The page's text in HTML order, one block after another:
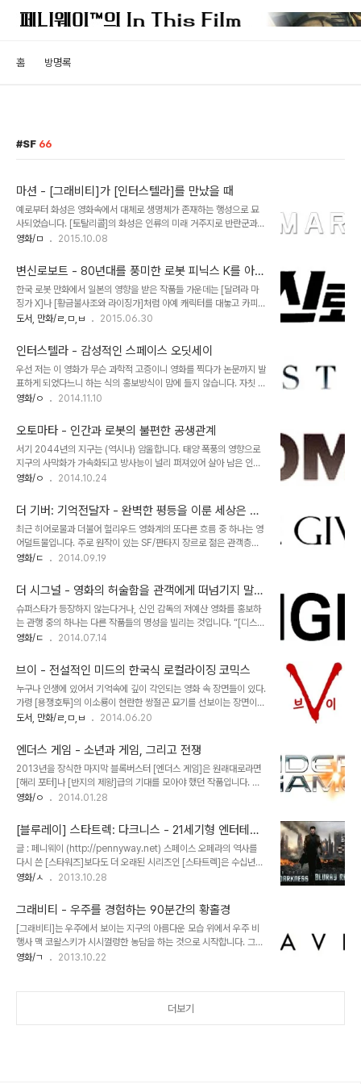
홈 방명록
SF 66
마션 - [그래비티]가 [인터스텔라]를 만났을 때
예로부터 화성은 영화속에서 대체로 생명체가 존재하는 행성으로 묘
사되었습니다. [토탈리콜]의 화성은 인류의 미래 거주지로 반란군과
독재자의 충돌이 그려지는 세계로 묘사되었고, [둠], [레드 플래닛],
나 인간이 이주해 살고 있는 곳으로 소개했었죠. 그래서인지 화성이라
는 곳은 뭔가 진중한 탐사의 영역이라기 보다는 음모와 서스펜스가 넘
치는 상상의 장소로 활용된 것이 사실입니다. 앤디 위어의 장편소설을
영화화 한 [마션]은 이러한 화성의 공상적인 심상을 과감히 버리고 최
근 [그래비티], [인터스텔라]에서 시도되고 있는 리얼리즘적인 SF를
고 보면 딱 맞습니다. 그렇다고 유행..
영화/ㅁ 2015.10.08
변신로보트 - 80년대를 풍미한 로봇 피닉스 K를 아십
니까?
한국 로봇 만화에서 일본의 영향을 받은 작품들 가운데는 [달려라 마
징가 X]나 [황금불사조와 라이징가]처럼 아예 캐릭터를 대놓고 카피한
것이 있는가 하면, 일본 메카닉을 토대로 이를 변용해 나름의 리폼을
다 바람직 한 것은 아니나 후자의 경우 모방에서 오는 키치적 재미를
발견할 수 있다는 측면에서 접근해야 할 필요가 있다고 본다. 그 대표
적인 예로서 1980년대 초중반을 풍미했던 김은기 작가의 [변신로보
트]가 있다. 우선 이 작품은 현대코믹스 레이블의 대표적인 로봇 만화
로서 다수의 시리즈를 양산한 바 있는데, 1편에 해당하는 작품의 표지
다 -_-;;; 문제는 이 작품의 등..
도서, 만화/ㄹ,ㅁ,ㅂ 2015.06.30
인터스텔라 - 감성적인 스페이스 오딧세이
우선 저는 이 영화가 무슨 과학적 고증이니 영화를 찍다가 논문까지 발
표하게 되었다느니 하는 식의 홍보방식이 맘에 들지 않습니다. 자칫 영
화가 극사실주의적인 과학영화로 인식된다면 관객들은 영화에 드러나
의 흥행이나 흥미유발을 위해서 어느 정도 필요한 부분은 있습니다만
작품의 본질을 호도하는 정도에 이르면 오히려 독이 되는 경우가 많습
니다. 물론 [다크 나이트]에서 보여주었듯이 크리스토퍼 놀란의 스타
일이 리얼리티에 바탕을 두었다는 건 익히 알려진 사실입니다. [인터
스텔라] 역시 이런 스타일을 벗어나지 않습니다. 말하자면 현실 속에
낌에 더 가까운 유사 리얼리즘이죠. 엄연히 다큐멘..
영화/ㅇ 2014.11.10
오토마타 - 인간과 로봇의 불편한 공생관계
서기 2044년의 지구는 (역시나) 암울합니다. 태양 폭풍의 영향으로
지구의 사막화가 가속화되고 방사능이 널리 퍼져있어 살아 남은 인류
는 작은 도시 안에서 간신히 생명을 유지할 뿐입니다. 그나마 이들의
일들을 대신해 줘서 환경의 위협으로부터 보호받기 때문입니다. 오토
마타에게는 두 가지 프로토콜이 심어져 있는데 그 한가지는 인간을 비
롯한 생명체에 위해를 가하지 않는다는 것이며 또 한가지는 자신, 혹은
다른 로봇을 고치거나 개조할 수 없다는 조항입니다. 이 두 가지는 고
도의 지능을 가진 로봇이 혹여 인간에게 위협이 될 수 있는 상황을 사
줄 아는 오토마타가 경찰에게 발견되어 사..
영화/ㅇ 2014.10.24
더 기버: 기억전달자 - 완벽한 평등을 이룬 세상은 과
연 행복할까
최근 히어로물과 더불어 헐리우드 영화계의 또다른 흐름 중 하나는 영
어덜트물입니다. 주로 원작이 있는 SF/판타지 장르로 젊은 관객층을
공략하는 작품들이죠. [헝거 게임] 시리즈를 비롯해 [다이버전트], [호
잇]이나 [헝거 게임]은 꽤 성공적인 프렌차이즈로 자리잡았지만 사실
이 작품들을 포함한 영 어덜트물은 국내에서 그리 환영받지 못하는 분
위기입니다. 주 공략층의 정서 차이도 그렇겠지만 일반적인 헐리우드
블록버스터에 길들여진 관객들에게는 영 어덜트 영화 특유의 심심하
고 가벼운 느낌이 크게 와닿지 않는다는게 문제겠죠. 로이스 로우리의
된 영화입니다. 미국에서는 아동 문..
영화/ㄷ 2014.09.19
더 시그널 - 영화의 허술함을 관객에게 떠넘기지 말
것
슈퍼스타가 등장하지 않는다거나, 신인 감독의 저예산 영화를 홍보하
는 관행 중의 하나는 다른 작품들의 명성을 빌리는 것입니다. “[디스트
릭트9]을 능가하는 뛰어난 상상력!” 바로 [더 시그널]의 홍보에 사용
창적인 세계관과 가성비가 탁월한 특수효과 및 오락성과 풍자성을 고
루 갖춘 작품성 등 신인급 감독이 헐리우드 상업영화에서 낸 성과를 손
쉽게 떠올리도록 하는 작품이니 [더 시그널]처럼 인지도가 떨어지는
영화로선 그런 쪽으로 신선한 영화들을 찾는 관객에게 어필할만한 떡
밥이 아닐 수 없습니다. 하지만 [더 시그널]은 적든 많든 [디스트릭트
니다. SF장르와 외계인 소재를 빼면 두..
영화/ㄷ 2014.07.14
브이 - 전설적인 미드의 한국식 로컬라이징 코믹스
누구나 인생에 있어서 기억속에 깊이 각인되는 영화 속 장면들이 있다.
가령 [용쟁호투]의 이소룡이 현란한 쌍절곤 묘기를 선보이는 장면이나
[십계]에서 홍해가 갈라지는 장면, 최근에 와서는 [트랜스포머]의 고속
즈 [브이]를 포함시키고 싶다. [브이 V]는 NBC 방송에서 2부작 시리
즈로 제작해 북미지역에서만 35%의 경이적인 시청률을 올린 작품이
다. 이듬해 후속편인 3부작 [브이: 최후의 전투]는 전작을 뛰어넘는 인
기를 모아 전 세계에 [브이] 신드롬을 일으키게 된다. 총 5부작에 달하
는 미니시리즈의 대성공에 고무된 제작진은 아예 이 시리즈를 TV 정
1985년 8월 KBS ..
도서, 만화/ㄹ,ㅁ,ㅂ 2014.06.20
엔더스 게임 - 소년과 게임, 그리고 전쟁
2013년을 장식한 마지막 블록버스터 [엔더스 게임]은 원래대로라면
[해리 포터]나 [반지의 제왕]급의 기대를 모아야 했던 작품입니다. 영
화에 투입된 1억 1천만 달러의 제작비도 그렇지만 원작 자체가 거의
야 하는 작품이지요. 하지만 북미를 비롯한 전세계 성적은 매우 저조합
니다. 이는 유독 한국에서만 힘을 못쓰는 [헝거게임] 시리즈와는 또다
른 양상입니다. 한마디로 영화 자체가 관객의 구미를 끌만한 요소를 갖
고 있지 못하다는 뜻이지요. 이 작품은 오슨 스캇 카드의 베스트셀러
엔더 위긴 시리즈 첫권인 '엔더의 게임'을 영화화한 작품입니다. 사실
유의해야 할 필요가 있습니다. 현..
영화/ㅇ 2014.01.28
[블루레이] 스타트렉: 다크니스 - 21세기형 엔터테인
먼트의 결정체
글 : 페니웨이 (http://pennyway.net) 스페이스 오페라의 역사를
다시 쓴 [스타워즈]보다도 더 오래된 시리즈인 [스타트렉]은 수십년동
안 트레키들의 열광적인 지지를 받으며 최장수 SF 프렌차이즈로 자리
아마도 그건 [스타트렉]이 활극 위주의 오락물이 아니라 인물간의 관
계와 과학적인 현상에 비중을 둔 드라마적 요소가 더 강한 작품이었고,
오리지널 시리즈를 공중파에서 접할 기회가 없었기 때문이지 않나 싶
다. 또 한가지 [스타트렉]은 방대한 세계관을 무한대로 확장해 간 만큼
마니아들에게 있어서는 최고의 시리즈이지만 정작 일반 관객들에게는
영화/ㅅ 2013.10.28
그래비티 - 우주를 경험하는 90분간의 황홀경
[그래비티]는 우주에서 보이는 지구의 아름다운 모습 위에서 우주 비
행사 맥 코왈스키가 시시껄렁한 농담을 하는 것으로 시작합니다. 그리
고 또 한 명의 우주 비행사 라이언 스톤 박사가 허블 망웡경을 수리하
하는 생존 스릴러로 돌변합니다. 사실 최근에 우리는 꽤 많은 조난극을
영화/ㄱ 2013.10.22
더보기